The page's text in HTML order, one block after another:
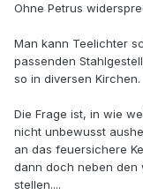
Ohne Petrus
Man kann Teelichter
passenden
so in diversen Kirchen.
Die Frage ist, in wie
nicht unbewusst
an das feuersichere
dann doch neben den
stellen....